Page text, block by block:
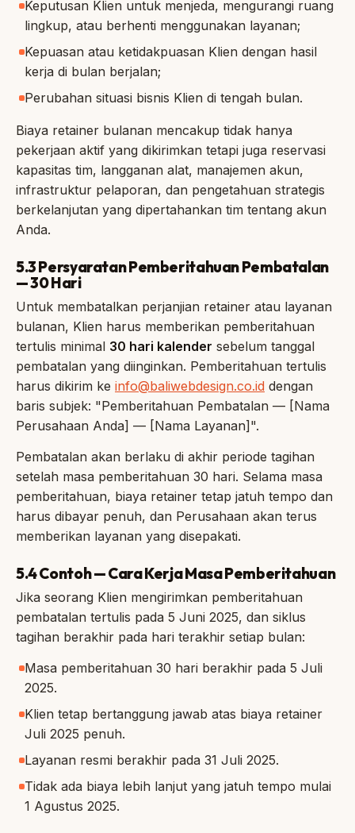
Keputusan Klien untuk menjeda, mengurangi ruang
lingkup, atau berhenti menggunakan layanan;
Kepuasan atau ketidakpuasan Klien dengan hasil
kerja di bulan berjalan;
Perubahan situasi bisnis Klien di tengah bulan.
Biaya retainer bulanan mencakup tidak hanya
pekerjaan aktif yang dikirimkan tetapi juga reservasi
kapasitas tim, langganan alat, manajemen akun,
infrastruktur pelaporan, dan pengetahuan strategis
berkelanjutan yang dipertahankan tim tentang akun
Anda.
5.3 Persyaratan Pemberitahuan Pembatalan
— 30 Hari
Untuk membatalkan perjanjian retainer atau layanan
bulanan, Klien harus memberikan pemberitahuan
tertulis minimal 30 hari kalender sebelum tanggal
pembatalan yang diinginkan. Pemberitahuan tertulis
harus dikirim ke info@baliwebdesign.co.id dengan
baris subjek: "Pemberitahuan Pembatalan — [Nama
Perusahaan Anda] — [Nama Layanan]".
Pembatalan akan berlaku di akhir periode tagihan
setelah masa pemberitahuan 30 hari. Selama masa
pemberitahuan, biaya retainer tetap jatuh tempo dan
harus dibayar penuh, dan Perusahaan akan terus
memberikan layanan yang disepakati.
5.4 Contoh — Cara Kerja Masa Pemberitahuan
Jika seorang Klien mengirimkan pemberitahuan
pembatalan tertulis pada 5 Juni 2025, dan siklus
tagihan berakhir pada hari terakhir setiap bulan:
Masa pemberitahuan 30 hari berakhir pada 5 Juli
2025.
Klien tetap bertanggung jawab atas biaya retainer
Juli 2025 penuh.
Layanan resmi berakhir pada 31 Juli 2025.
Tidak ada biaya lebih lanjut yang jatuh tempo mulai
1 Agustus 2025.